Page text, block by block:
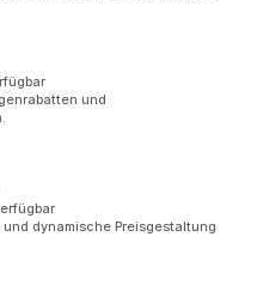
und
dynamische Preisgestaltung